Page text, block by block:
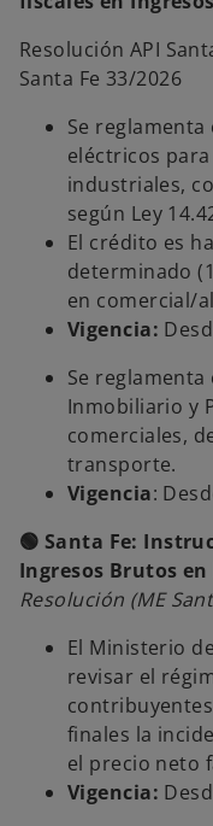
Resolución API
Santa Fe 33/2026
Se
eléctricos
industriales,
según Ley
El crédito es
determinado
en comercial/
Vigencia:
Se
Inmobiliario y
comerciales,
transporte.
Vigencia:
🟢 Santa Fe:
Ingresos Brutos
Resolución (ME
El Ministerio
revisar el
finales la
el precio neto
Vigencia: